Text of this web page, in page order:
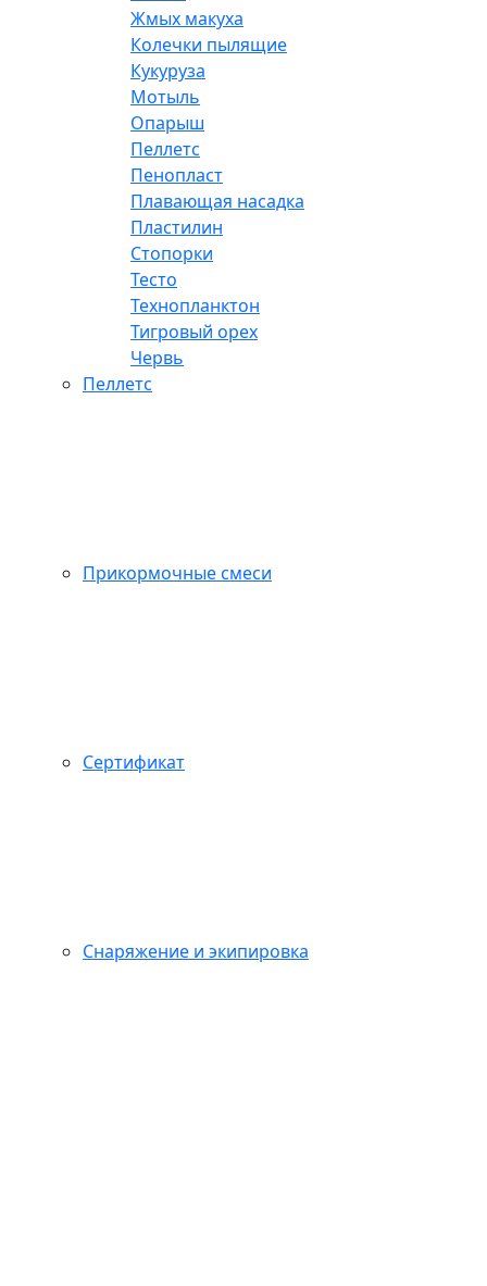
Жмых макуха
Колечки пылящие
Кукуруза
Мотыль
Опарыш
Пеллетс
Пенопласт
Плавающая насадка
Пластилин
Стопорки
Тесто
Технопланктон
Тигровый орех
Червь
Пеллетс
Прикормочные смеси
Сертификат
Снаряжение и экипировка